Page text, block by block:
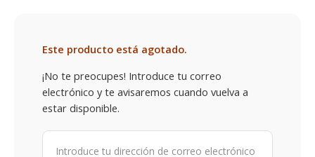
Este producto está agotado.
¡No te preocupes! Introduce tu correo
electrónico y te avisaremos cuando vuelva a
estar disponible.